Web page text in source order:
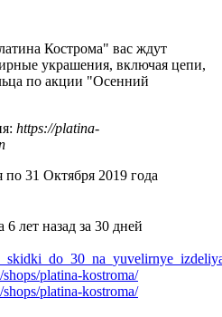
Кострома" вас ждут
украшения, включая цепи,
по акции "Осенний
https://platina-
31 Октября 2019 года
6 лет назад за 30 дней
platina-kostroma/
platina-kostroma/